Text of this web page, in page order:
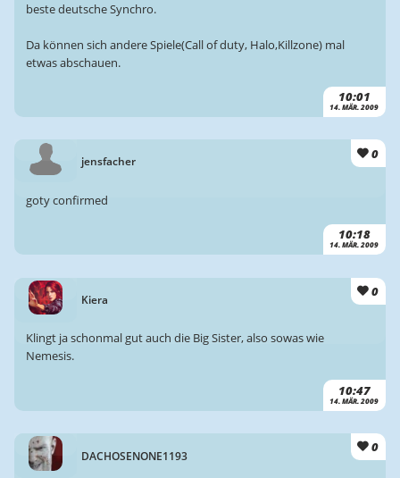
10:01
14. MÄR. 2009
beste deutsche Synchro.
Da können sich andere Spiele(Call of duty, Halo,Killzone) mal
etwas abschauen.
jensfacher 0
10:18
14. MÄR. 2009
goty confirmed
Kiera
0
10:47
14. MÄR. 2009
Klingt ja schonmal gut auch die Big Sister, also sowas wie
Nemesis.
DACHOSENONE1193
0